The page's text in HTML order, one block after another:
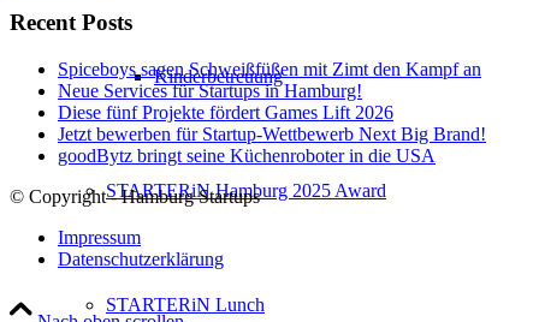
Kinderbetreuung
STARTERiN Hamburg 2025 Award
STARTERiN Lunch
Recent Posts
Spiceboys sagen Schweißfüßen mit Zimt den Kampf an
Neue Services für Startups in Hamburg!
Diese fünf Projekte fördert Games Lift 2026
Jetzt bewerben für Startup-Wettbewerb Next Big Brand!
goodBytz bringt seine Küchenroboter in die USA
© Copyright - Hamburg Startups
Impressum
Datenschutzerklärung